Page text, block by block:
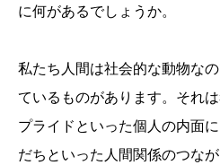
に何があるでしょうか。
私たち人間は社会的な動物な
ているものがあります。それ
プライドといった個人の内面
だちといった人間関係のつなが